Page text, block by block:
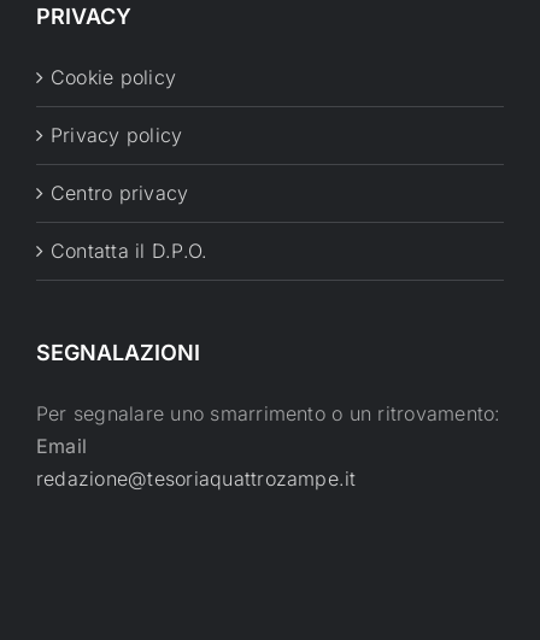
PRIVACY
Cookie policy
Privacy policy
Centro privacy
Contatta il D.P.O.
SEGNALAZIONI
Per segnalare uno smarrimento o un ritrovamento:
Email
redazione@tesoriaquattrozampe.it